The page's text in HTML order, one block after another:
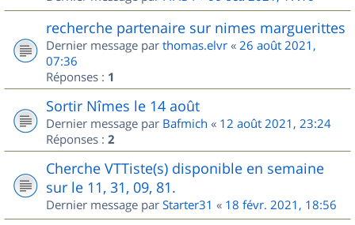
recherche partenaire sur nimes marguerittes
Dernier message par thomas.elvr « 26 août 2021,
07:36
Réponses : 1
Sortir Nîmes le 14 août
Dernier message par Bafmich « 12 août 2021, 23:24
Réponses : 2
Cherche VTTiste(s) disponible en semaine
sur le 11, 31, 09, 81.
Dernier message par Starter31 « 18 févr. 2021, 18:56